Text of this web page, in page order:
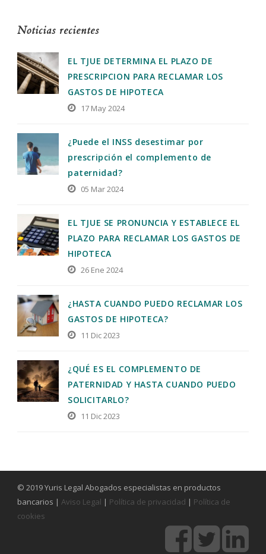
Noticias recientes
EL TJUE DETERMINA EL PLAZO DE
PRESCRIPCION PARA RECLAMAR LOS
GASTOS DE HIPOTECA
17 May 2024
¿Puede el INSS desestimar por
prescripción el complemento de
paternidad?
05 Mar 2024
EL TJUE SE PRONUNCIA Y ESTABLECE EL
PLAZO PARA RECLAMAR LOS GASTOS DE
HIPOTECA
26 Ene 2024
¿HASTA CUANDO PUEDO RECLAMAR LOS
GASTOS DE HIPOTECA?
11 Dic 2023
¿QUÉ ES EL COMPLEMENTO DE
PATERNIDAD Y HASTA CUANDO PUEDO
SOLICITARLO?
11 Dic 2023
© 2019 Yuris Legal Abogados especialistas en productos
bancarios | Aviso Legal | Política de privacidad | Política de
cookies